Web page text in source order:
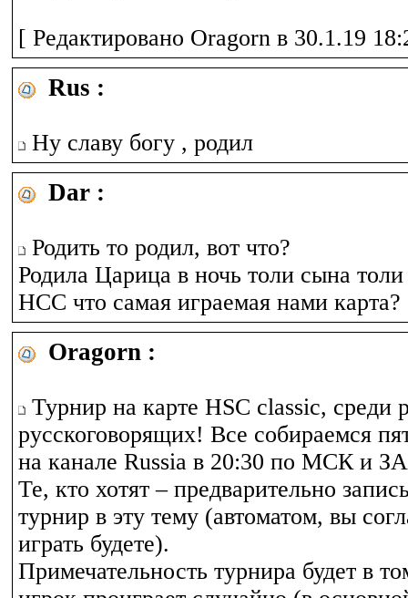
[ Редактировано Oragorn в 30.1.19
Rus :
Ну славу богу , родил
Dar :
Родить то родил, вот что?
Родила Царица в ночь толи сына
НСС что самая играемая нами карта?
Oragorn :
Турнир на карте HSC classic, среди
русскоговорящих! Все собираемся
на канале Russia в 20:30 по МСК
Те, кто хотят – предварительно
турнир в эту тему (автоматом, вы
играть будете).
Примечательность турнира будет в